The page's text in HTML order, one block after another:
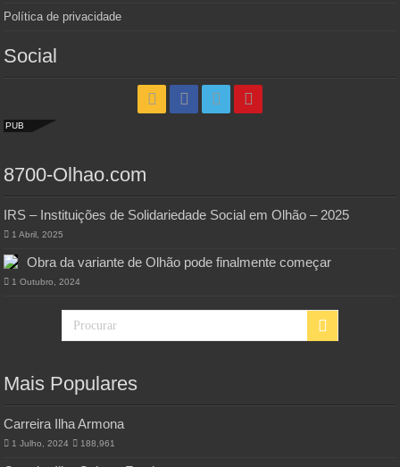
Política de privacidade
Social
PUB
8700-Olhao.com
IRS – Instituições de Solidariedade Social em Olhão – 2025
1 Abril, 2025
Obra da variante de Olhão pode finalmente começar
1 Outubro, 2024
Mais Populares
Carreira Ilha Armona
1 Julho, 2024 188,961